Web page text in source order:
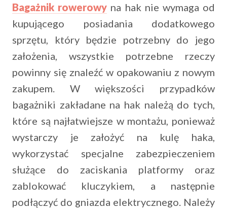
Bagażnik rowerowy na hak nie wymaga od
kupującego posiadania dodatkowego
sprzętu, który będzie potrzebny do jego
założenia, wszystkie potrzebne rzeczy
powinny się znaleźć w opakowaniu z nowym
zakupem. W większości przypadków
bagażniki zakładane na hak należą do tych,
które są najłatwiejsze w montażu, ponieważ
wystarczy je założyć na kulę haka,
wykorzystać specjalne zabezpieczeniem
służące do zaciskania platformy oraz
zablokować kluczykiem, a następnie
podłączyć do gniazda elektrycznego. Należy